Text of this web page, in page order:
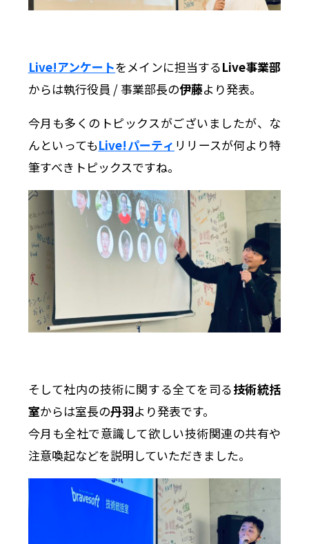
Live!アンケートをメインに担当するLive事業部
からは執行役員 / 事業部長の伊藤より発表。
今月も多くのトピックスがございましたが、な
んといってもLive!パーティ リリースが何より特
筆すべきトピックスですね。
そして社内の技術に関する全てを司る技術統括
室からは室長の丹羽より発表です。
今月も全社で意識して欲しい技術関連の共有や
注意喚起などを説明していただきました。